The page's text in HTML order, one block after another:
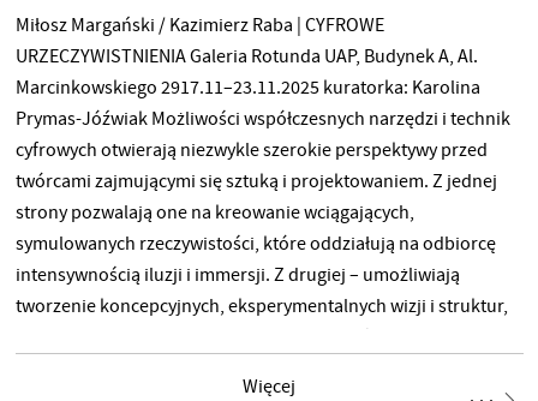
Miłosz Margański / Kazimierz Raba | CYFROWE
URZECZYWISTNIENIA Galeria Rotunda UAP, Budynek A, Al.
Marcinkowskiego 2917.11–23.11.2025 kuratorka: Karolina
Prymas-Jóźwiak Możliwości współczesnych narzędzi i technik
cyfrowych otwierają niezwykle szerokie perspektywy przed
twórcami zajmującymi się sztuką i projektowaniem. Z jednej
strony pozwalają one na kreowanie wciągających,
symulowanych rzeczywistości, które oddziałują na odbiorcę
intensywnością iluzji i immersji. Z drugiej – umożliwiają
tworzenie koncepcyjnych, eksperymentalnych wizji i struktur,
stanowiących formę „koncepcyjnej obecności” potencjalnych
Więcej